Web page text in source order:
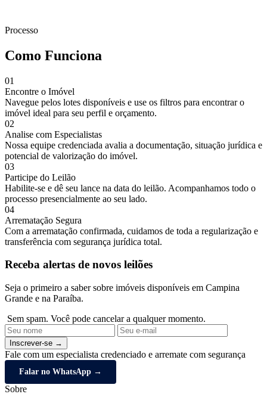
Processo
Como Funciona
01
Encontre o Imóvel
Navegue pelos lotes disponíveis e use os filtros para encontrar o
imóvel ideal para seu perfil e orçamento.
02
Analise com Especialistas
Nossa equipe credenciada avalia a documentação, situação jurídica e
potencial de valorização do imóvel.
03
Participe do Leilão
Habilite-se e dê seu lance na data do leilão. Acompanhamos todo o
processo presencialmente ao seu lado.
04
Arrematação Segura
Com a arrematação confirmada, cuidamos de toda a regularização e
transferência com segurança jurídica total.
Receba alertas de novos leilões
Seja o primeiro a saber sobre imóveis disponíveis em Campina
Grande e na Paraíba.
Sem spam. Você pode cancelar a qualquer momento.
Inscrever-se →
Fale com um especialista credenciado e arremate com segurança
Falar no WhatsApp →
Sobre